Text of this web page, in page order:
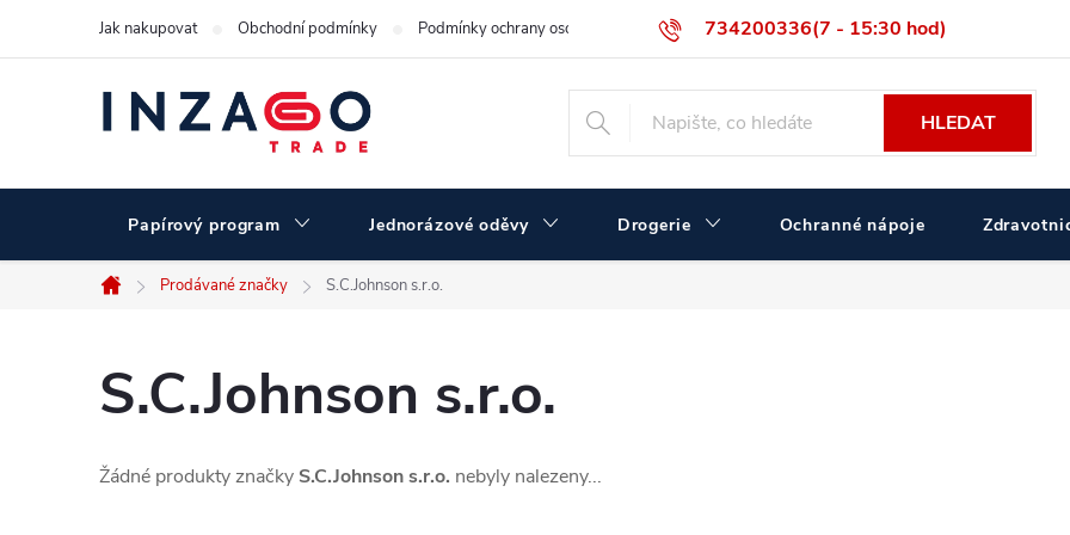
734200336(7 - 15:30 hod)
Jak nakupovat Obchodní podmínky Podmínky ochrany osobních údajů Velikostní tabulka ČERVA Velkoobchodní prodej
HLEDAT
Papírový program Jednorázové oděvy Drogerie Ochranné nápoje
Domů
Prodávané značky S.C.Johnson s.r.o.
S.C.Johnson s.r.o.
Žádné produkty značky S.C.Johnson s.r.o. nebyly nalezeny...